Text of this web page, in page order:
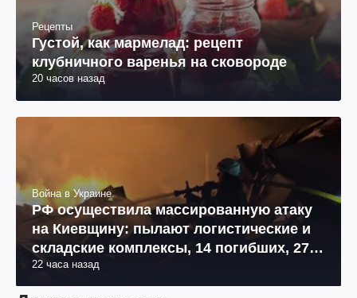
Рецепты
Густой, как мармелад: рецепт
клубничного варенья на сковороде
20 часов назад
Война в Украине
РФ осуществила массированную атаку
на Киевщину: пылают логистические и
складские комплексы, 14 погибших, 27
раненых (фото, видео)
22 часа назад